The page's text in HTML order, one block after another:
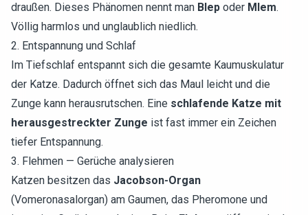
draußen. Dieses Phänomen nennt man Blep oder Mlem.
Völlig harmlos und unglaublich niedlich.
2. Entspannung und Schlaf
Im Tiefschlaf entspannt sich die gesamte Kaumuskulatur
der Katze. Dadurch öffnet sich das Maul leicht und die
Zunge kann herausrutschen. Eine schlafende Katze mit
herausgestreckter Zunge ist fast immer ein Zeichen
tiefer Entspannung.
3. Flehmen — Gerüche analysieren
Katzen besitzen das Jacobson-Organ
(Vomeronasalorgan) am Gaumen, das Pheromone und